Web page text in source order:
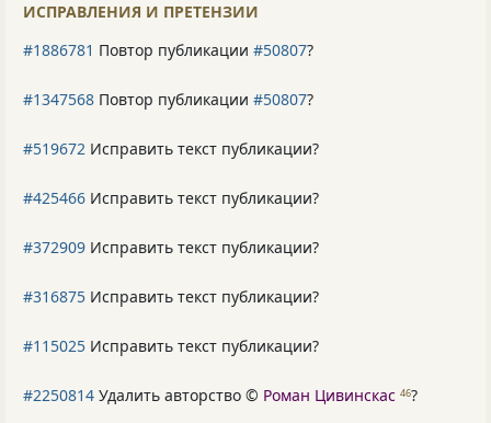
ИСПРАВЛЕНИЯ И ПРЕТЕНЗИИ
#1886781 Повтор публикации #50807?
#1347568 Повтор публикации #50807?
#519672 Исправить текст публикации?
#425466 Исправить текст публикации?
#372909 Исправить текст публикации?
#316875 Исправить текст публикации?
#115025 Исправить текст публикации?
#2250814 Удалить авторство © Роман Цивинскас 46?